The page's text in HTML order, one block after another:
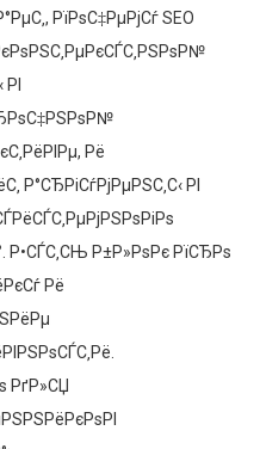
РїРѕС‡РµРјСѓ SEO
Рё
Р°СЂРіСѓРјРµРЅС‚С‹ РІ
Р•СЃС‚СЊ Р±Р»РѕРє РїСЂРѕ
Рё
РґР»СЏ